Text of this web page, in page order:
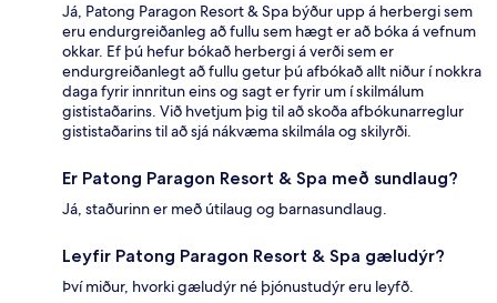
Já, Patong Paragon Resort & Spa býður upp á herbergi sem
eru endurgreiðanleg að fullu sem hægt er að bóka á vefnum
okkar. Ef þú hefur bókað herbergi á verði sem er
endurgreiðanlegt að fullu getur þú afbókað allt niður í nokkra
daga fyrir innritun eins og sagt er fyrir um í skilmálum
gististaðarins. Við hvetjum þig til að skoða afbókunarreglur
gististaðarins til að sjá nákvæma skilmála og skilyrði.
Er Patong Paragon Resort & Spa með sundlaug?
Já, staðurinn er með útilaug og barnasundlaug.
Leyfir Patong Paragon Resort & Spa gæludýr?
Því miður, hvorki gæludýr né þjónustudýr eru leyfð.